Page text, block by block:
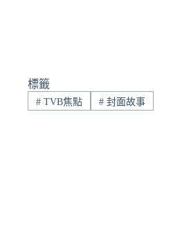
標籤
#TVB焦點 #封面故事